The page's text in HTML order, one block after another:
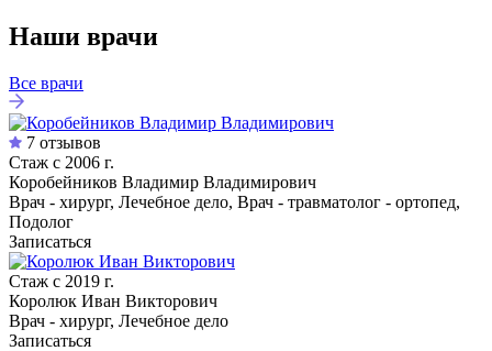
Наши врачи
Все врачи
7 отзывов
Стаж с 2006 г.
Коробейников Владимир Владимирович
Врач - хирург, Лечебное дело, Врач - травматолог - ортопед,
Подолог
Записаться
Стаж с 2019 г.
Королюк Иван Викторович
Врач - хирург, Лечебное дело
Записаться